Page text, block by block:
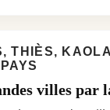
THIÈS,
villes par